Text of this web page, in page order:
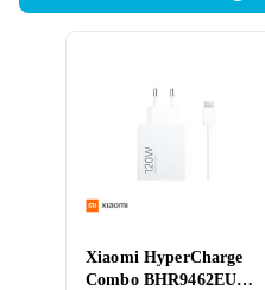
Xiaomi HyperCharge
Combo BHR9462EU